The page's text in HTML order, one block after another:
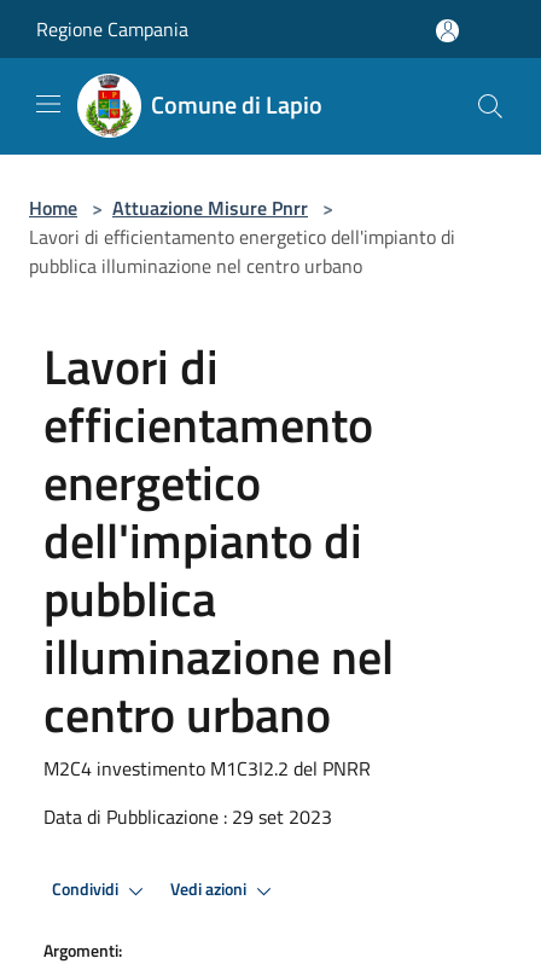
Regione Campania
Comune di Lapio
Home > Attuazione Misure Pnrr >
Lavori di efficientamento energetico dell'impianto di
pubblica illuminazione nel centro urbano
Lavori di
efficientamento
energetico
dell'impianto di
pubblica
illuminazione nel
centro urbano
M2C4 investimento M1C3I2.2 del PNRR
Data di Pubblicazione : 29 set 2023
Condividi Vedi azioni
Argomenti: